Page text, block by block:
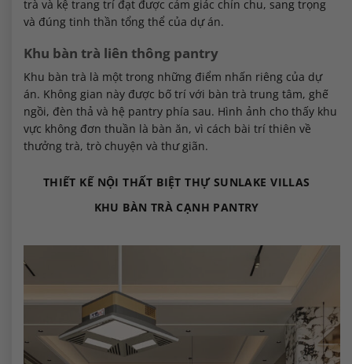
trà và kệ trang trí đạt được cảm giác chỉn chu, sang trọng
và đúng tinh thần tổng thể của dự án.
Khu bàn trà liên thông pantry
Khu bàn trà là một trong những điểm nhấn riêng của dự
án. Không gian này được bố trí với bàn trà trung tâm, ghế
ngồi, đèn thả và hệ pantry phía sau. Hình ảnh cho thấy khu
vực không đơn thuần là bàn ăn, vì cách bài trí thiên về
thưởng trà, trò chuyện và thư giãn.
THIẾT KẾ NỘI THẤT BIỆT THỰ SUNLAKE VILLAS
KHU BÀN TRÀ CẠNH PANTRY